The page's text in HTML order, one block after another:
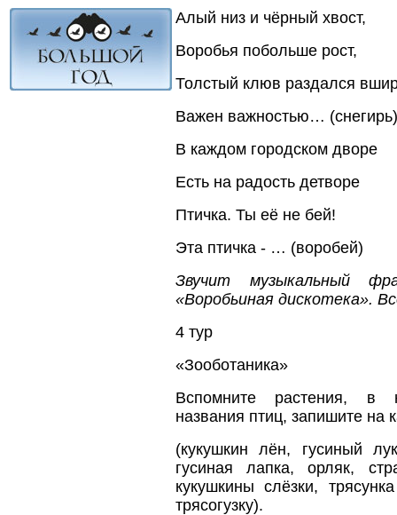
Алый низ и чёрный хвост,
Воробья побольше рост,
Толстый клюв раздался
Важен важностью… (снегирь)
В каждом городском дворе
Есть на радость детворе
Птичка. Ты её не бей!
Эта птичка - … (воробей)
Звучит музыкальный
«Воробьиная дискотека».
4 тур
«Зооботаника»
Вспомните растения, в
названия птиц, запишите на
(кукушкин лён, гусиный
гусиная лапка, орляк,
кукушкины слёзки,
трясогузку).